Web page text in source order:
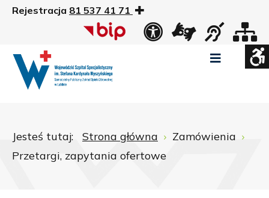
Rejestracja 81 537 41 71
Widok
Jesteś tutaj: Strona główna
Zamówienia
Przetargi, zapytania ofertowe